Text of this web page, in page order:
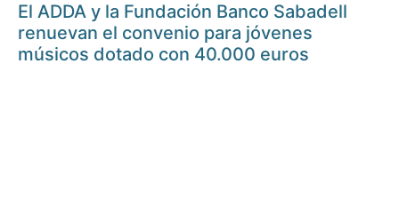
El ADDA y la Fundación Banco Sabadell
renuevan el convenio para jóvenes
músicos dotado con 40.000 euros